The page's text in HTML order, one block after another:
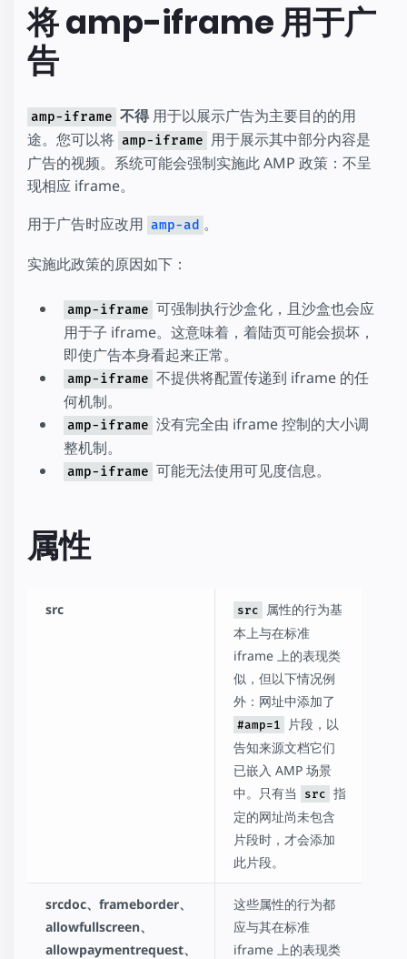
将 amp-iframe 用于广
告
amp-iframe 不得用于以展示广告为主要目的的用
途。您可以将 amp-iframe 用于展示其中部分内容是
广告的视频。系统可能会强制实施此 AMP 政策：不呈
现相应 iframe。
用于广告时应改用 amp-ad 。
实施此政策的原因如下：
amp-iframe 可强制执行沙盒化，且沙盒也会应
用于子 iframe。这意味着，着陆页可能会损坏，
即使广告本身看起来正常。
amp-iframe 不提供将配置传递到 iframe 的任
何机制。
amp-iframe 没有完全由 iframe 控制的大小调
整机制。
amp-iframe 可能无法使用可见度信息。
属性
src src
属性的行为基
本上与在标准
iframe 上的表现类
似，但以下情况例
外：网址中添加了
#amp=1
片段，以
告知来源文档它们
已嵌入 AMP 场景
中。只有当
src 指
定的网址尚未包含
片段时，才会添加
此片段。
srcdoc、frameborder、
allowfullscreen、
allowpaymentrequest、
这些属性的行为都
应与其在标准
iframe 上的表现类